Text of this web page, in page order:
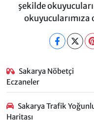
şekilde
Sakarya Nöbetçi
Eczaneler
Sakarya Trafik
Haritası